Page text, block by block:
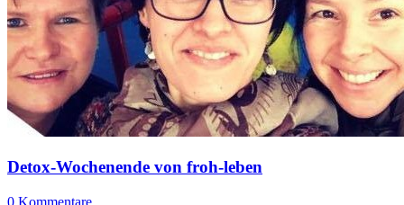
Detox-Wochenende von froh-leben
0 Kommentare